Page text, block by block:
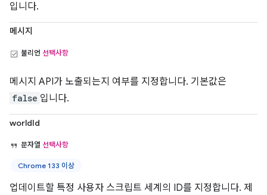
입니다.
메시지
불리언 선택사항
메시지 API가 노출되는지 여부를 지정합니다. 기본값은
false 입니다.
worldId
문자열 선택사항
Chrome 133 이상
업데이트할 특정 사용자 스크립트 세계의 ID를 지정합니다. 제